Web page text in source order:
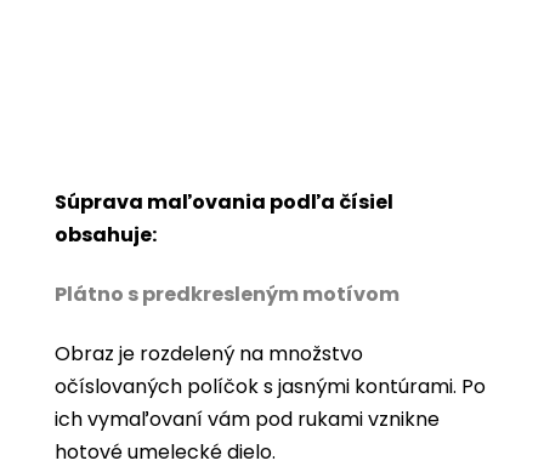
Súprava maľovania podľa čísiel
obsahuje:
Plátno s predkresleným motívom
Obraz je rozdelený na množstvo
očíslovaných políčok s jasnými kontúrami. Po
ich vymaľovaní vám pod rukami vznikne
hotové umelecké dielo.